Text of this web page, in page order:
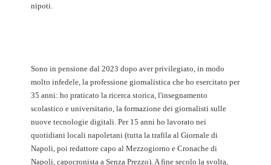
nipoti.
Sono in pensione dal 2023 dopo aver privilegiato, in modo
molto infedele, la professione giornalistica che ho esercitato per
35 anni: ho praticato la ricerca storica, l'insegnamento
scolastico e universitario, la formazione dei giornalisti sulle
nuove tecnologie digitali. Per 15 anni ho lavorato nei
quotidiani locali napoletani (tutta la trafila al Giornale di
Napoli, poi redattore capo al Mezzogiorno e Cronache di
Napoli, capocronista a Senza Prezzo). A fine secolo la svolta,